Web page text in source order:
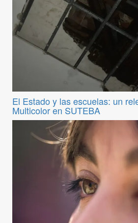
El Estado y las escuelas: un
Multicolor en SUTEBA